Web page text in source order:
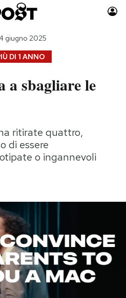
Auto
Moda
Storie/Idee
Ok Boomer!
Media
DI 1 ANNO
giugno 2025
a sbagliare le
ritirate quattro,
di essere
o ingannevoli